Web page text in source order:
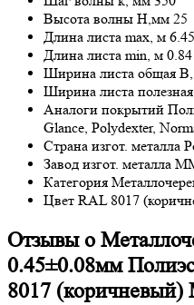
Высота волны H,мм 25
Длина листа maх, м 6.45
Длина листа min, м 0.84
Ширина листа общая
Ширина листа
Аналоги покрытий
Glance, Polydexter,
Страна изгот. металла
Завод изгот. металла
Категория
Цвет RAL 8017
Отзывы о
0.45±0.08мм
8017